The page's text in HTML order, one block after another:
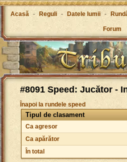
Acasă - Reguli - Datele lumii -
Forum
#8091 Speed: Jucător -
Înapoi la rundele speed
Tipul de clasament
Ca agresor
Ca apărător
În total